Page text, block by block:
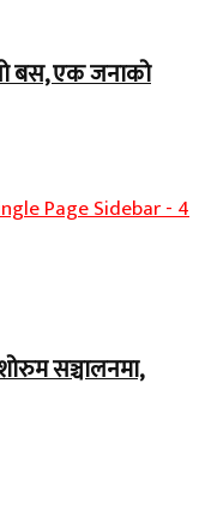
बस, एक जनाको
सञ्चालनमा,